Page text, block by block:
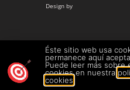
Design by
Éste sitio web usa
permanece aquí
Puede leer más sobre
cookies en nuestra
cookies